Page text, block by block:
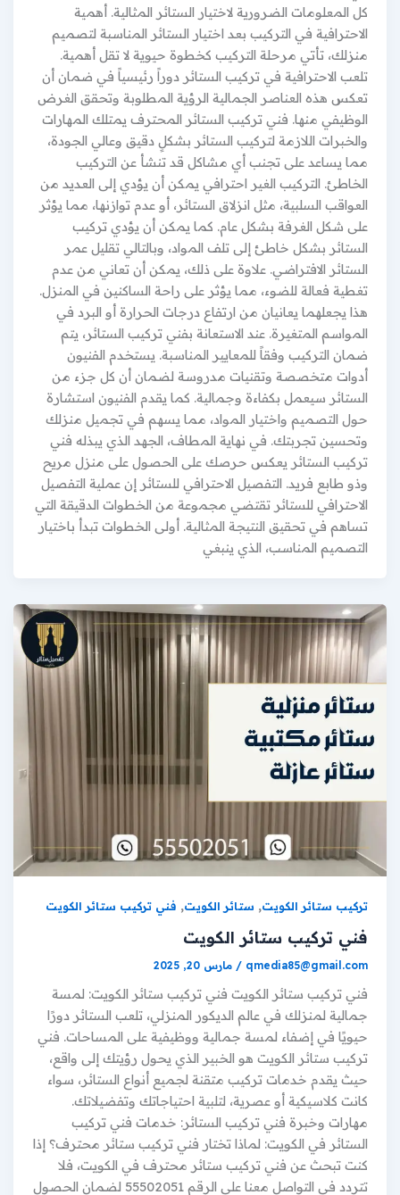
كل المعلومات الضرورية لاختيار الستائر المثالية. أهمية
الاحترافية في التركيب بعد اختيار الستائر المناسبة لتصميم
منزلك، تأتي مرحلة التركيب كخطوة حيوية لا تقل أهمية.
تلعب الاحترافية في تركيب الستائر دوراً رئيسياً في ضمان أن
تعكس هذه العناصر الجمالية الرؤية المطلوبة وتحقق الغرض
الوظيفي منها. فني تركيب الستائر المحترف يمتلك المهارات
والخبرات اللازمة لتركيب الستائر بشكلٍ دقيق وعالي الجودة،
مما يساعد على تجنب أي مشاكل قد تنشأ عن التركيب
الخاطئ. التركيب الغير احترافي يمكن أن يؤدي إلى العديد من
العواقب السلبية، مثل انزلاق الستائر، أو عدم توازنها، مما يؤثر
على شكل الغرفة بشكل عام. كما يمكن أن يؤدي تركيب
الستائر بشكل خاطئ إلى تلف المواد، وبالتالي تقليل عمر
الستائر الافتراضي. علاوة على ذلك، يمكن أن تعاني من عدم
تغطية فعالة للضوء، مما يؤثر على راحة الساكنين في المنزل.
هذا يجعلهما يعانيان من ارتفاع درجات الحرارة أو البرد في
المواسم المتغيرة. عند الاستعانة بفني تركيب الستائر، يتم
ضمان التركيب وفقاً للمعايير المناسبة. يستخدم الفنيون
أدوات متخصصة وتقنيات مدروسة لضمان أن كل جزء من
الستائر سيعمل بكفاءة وجمالية. كما يقدم الفنيون استشارة
حول التصميم واختيار المواد، مما يسهم في تجميل منزلك
وتحسين تجربتك. في نهاية المطاف، الجهد الذي يبذله فني
تركيب الستائر يعكس حرصك على الحصول على منزل مريح
وذو طابع فريد. التفصيل الاحترافي للستائر إن عملية التفصيل
الاحترافي للستائر تقتضي مجموعة من الخطوات الدقيقة التي
تساهم في تحقيق النتيجة المثالية. أولى الخطوات تبدأ باختيار
التصميم المناسب، الذي ينبغي
تركيب ستائر الكويت,ستائر الكويت,فني تركيب ستائر الكويت
فني تركيب ستائر الكويت
qmedia85@gmail.com
/ مارس 20, 2025
فني تركيب ستائر الكويت فني تركيب ستائر الكويت: لمسة
جمالية لمنزلك في عالم الديكور المنزلي، تلعب الستائر دورًا
حيويًا في إضفاء لمسة جمالية ووظيفية على المساحات. فني
تركيب ستائر الكويت هو الخبير الذي يحول رؤيتك إلى واقع،
حيث يقدم خدمات تركيب متقنة لجميع أنواع الستائر، سواء
كانت كلاسيكية أو عصرية، لتلبية احتياجاتك وتفضيلاتك.
مهارات وخبرة فني تركيب الستائر: خدمات فني تركيب
الستائر في الكويت: لماذا تختار فني تركيب ستائر محترف؟ إذا
كنت تبحث عن فني تركيب ستائر محترف في الكويت، فلا
تتردد في التواصل معنا علي الرقم 55502051 لضمان الحصول